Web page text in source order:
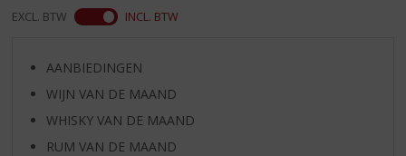
EXCL. BTW INCL. BTW
AANBIEDINGEN
WIJN VAN DE MAAND
WHISKY VAN DE MAAND
RUM VAN DE MAAND